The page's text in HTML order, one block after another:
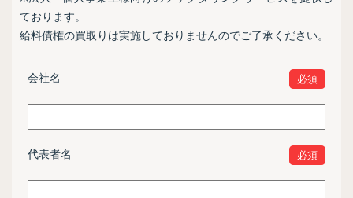
ております。
給料債権の買取りは実施しておりませんのでご了承ください。
会社名 必須
代表者名 必須